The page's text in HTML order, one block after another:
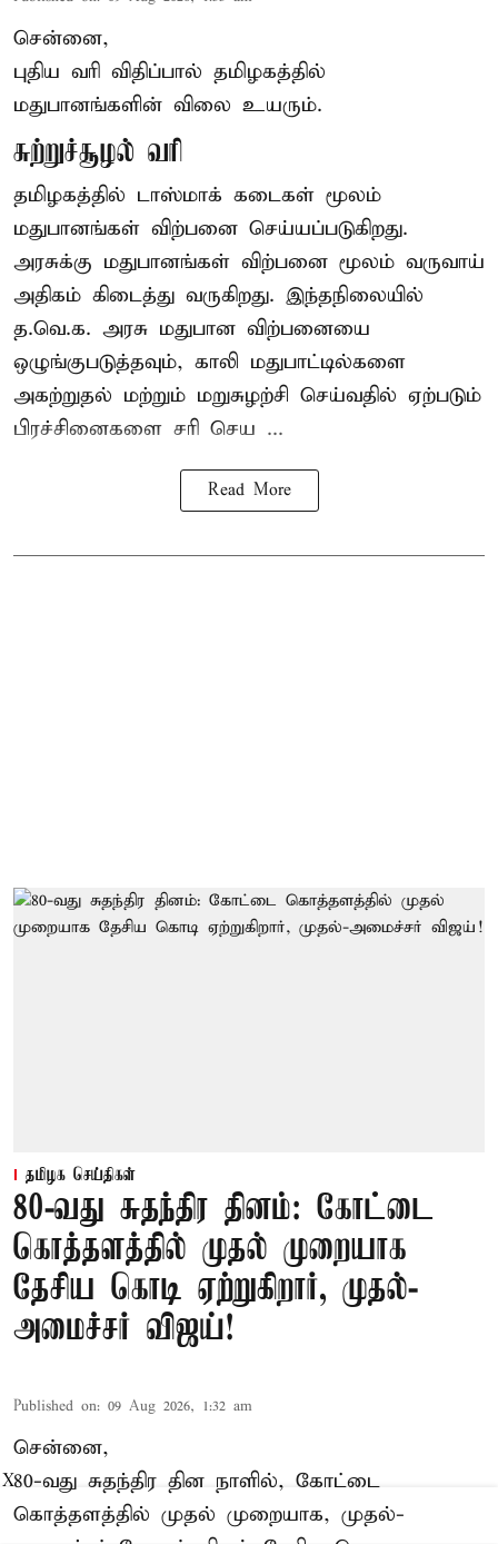
சென்னை,
புதிய வரி விதிப்பால் தமிழகத்தில்
மதுபானங்களின் விலை உயரும்.
சுற்றுச்சூழல் வரி
தமிழகத்தில் டாஸ்மாக் கடைகள் மூலம்
மதுபானங்கள் விற்பனை செய்யப்படுகிறது.
அரசுக்கு மதுபானங்கள் விற்பனை மூலம் வருவாய்
அதிகம் கிடைத்து வருகிறது. இந்தநிலையில்
த.வெ.க. அரசு மதுபான விற்பனையை
ஒழுங்குபடுத்தவும், காலி மதுபாட்டில்களை
அகற்றுதல் மற்றும் மறுசுழற்சி செய்வதில் ஏற்படும்
பிரச்சினைகளை சரி செய ...
Read More
தமிழக செய்திகள்
80-வது சுதந்திர தினம்: கோட்டை
கொத்தளத்தில் முதல் முறையாக
தேசிய கொடி ஏற்றுகிறார், முதல்-
அமைச்சர் விஜய்!
Published on: 09 Aug 2026, 1:32 am
சென்னை,
80-வது சுதந்திர தின நாளில், கோட்டை
கொத்தளத்தில் முதல் முறையாக, முதல்-
X